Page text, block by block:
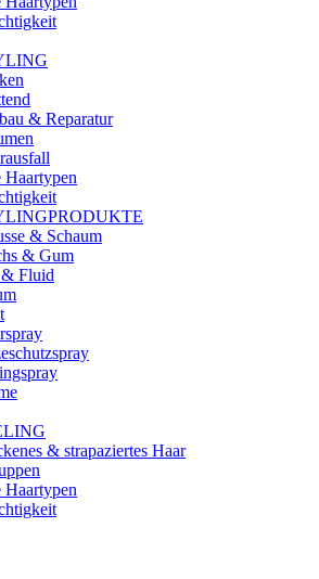
& Reparatur
Haartypen
& Schaum
& Gum
Fluid
& strapaziertes Haar
Haartypen